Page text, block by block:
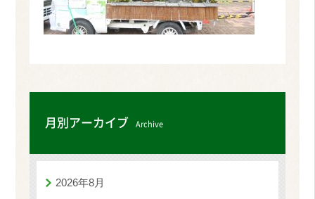
月別アーカイブ Archive
2026年8月